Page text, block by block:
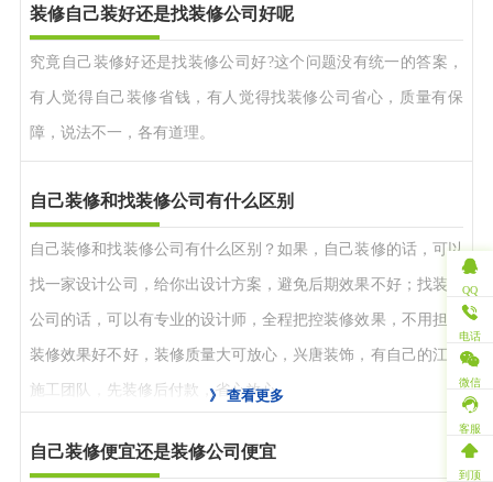
装修自己装好还是找装修公司好呢
究竟自己装修好还是找装修公司好?这个问题没有统一的答案，
有人觉得自己装修省钱，有人觉得找装修公司省心，质量有保
障，说法不一，各有道理。
自己装修和找装修公司有什么区别
自己装修和找装修公司有什么区别？如果，自己装修的话，可以
找一家设计公司，给你出设计方案，避免后期效果不好；找装修
公司的话，可以有专业的设计师，全程把控装修效果，不用担心
装修效果好不好，装修质量大可放心，兴唐装饰，有自己的江苏
施工团队，先装修后付款，省心放心。
》 查看更多
自己装修便宜还是装修公司便宜
QQ
电话
微信
客服
到顶